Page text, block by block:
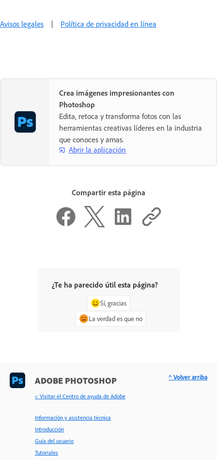
Avisos legales | Política de privacidad en línea
Crea imágenes impresionantes con
Photoshop
Edita, retoca y transforma fotos con las
herramientas creativas líderes en la industria
que conoces y amas.
Abrir la aplicación
Compartir esta página
¿Te ha parecido útil esta página?
Sí, gracias
La verdad es que no
ADOBE PHOTOSHOP
< Visitar el Centro de ayuda de Adobe
Información y asistencia técnica
Introducción
Guía del usuario
Tutoriales
^ Volver arriba